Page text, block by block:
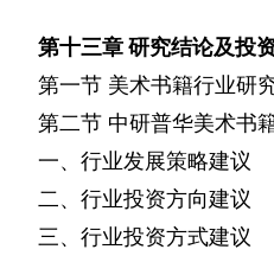
第十三章研究结论及投
第一节 美术书籍行业研
第二节 中研普华美术书
一、行业发展策略建议
二、行业投资方向建议
三、行业投资方式建议